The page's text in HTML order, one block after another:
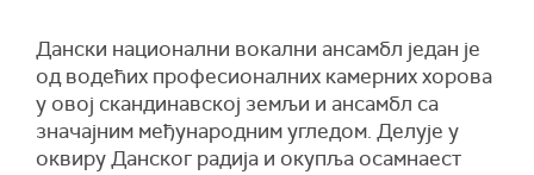
Дански национални вокални ансамбл један је
од водећих професионалних камерних хорова
у овој скандинавској земљи и ансамбл са
значајним међународним угледом. Делује у
оквиру Данског радија и окупља осамнаест